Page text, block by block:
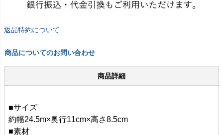
返品特約について
商品についてのお問い合わせ
商品詳細
■サイズ
約幅24.5m×奥行11cm×高さ8.5cm
■素材